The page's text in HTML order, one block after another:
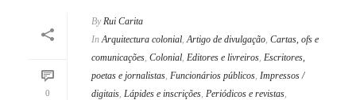
0
By Rui Carita
In Arquitectura colonial,Artigo de divulgação, Cartas, ofs e
comunicações, Colonial, Editores e livreiros, Escritores,
poetas e jornalistas, Funcionários públicos, Impressos /
digitais, Lápides e inscrições, Periódicos e revistas,